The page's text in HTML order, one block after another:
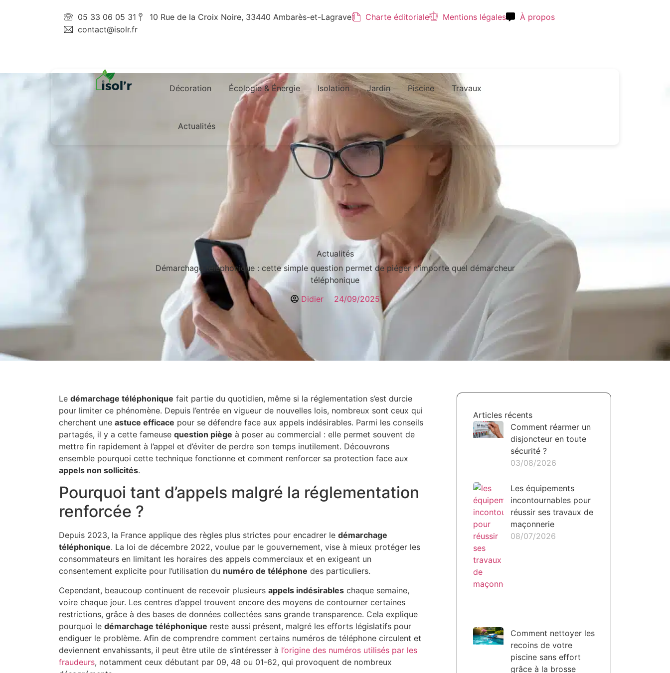
05 33 06 05 31 10 Rue de la Croix Noire, 33440 Ambarès-et-Lagrave Charte éditoriale Mentions légales
À propos
contact@isolr.fr
Décoration Écologie & Énergie Isolation Jardin Piscine Travaux
Actualités
Actualités
Démarchage téléphonique : cette simple question permet de piéger n’importe quel démarcheur
téléphonique
Didier
24/09/2025
Le démarchage téléphonique fait partie du quotidien, même si la réglementation s’est durcie
pour limiter ce phénomène. Depuis l’entrée en vigueur de nouvelles lois, nombreux sont ceux qui
cherchent une astuce efficace pour se défendre face aux appels indésirables. Parmi les conseils
partagés, il y a cette fameuse question piège à poser au commercial : elle permet souvent de
mettre fin rapidement à l’appel et d’éviter de perdre son temps inutilement. Découvrons
ensemble pourquoi cette technique fonctionne et comment renforcer sa protection face aux
appels non sollicités.
Pourquoi tant d’appels malgré la réglementation
renforcée ?
Depuis 2023, la France applique des règles plus strictes pour encadrer le démarchage
téléphonique. La loi de décembre 2022, voulue par le gouvernement, vise à mieux protéger les
consommateurs en limitant les horaires des appels commerciaux et en exigeant un
consentement explicite pour l’utilisation du numéro de téléphone des particuliers.
Cependant, beaucoup continuent de recevoir plusieurs appels indésirables chaque semaine,
voire chaque jour. Les centres d’appel trouvent encore des moyens de contourner certaines
restrictions, grâce à des bases de données collectées sans grande transparence. Cela explique
pourquoi le démarchage téléphonique reste aussi présent, malgré les efforts législatifs pour
endiguer le problème. Afin de comprendre comment certains numéros de téléphone circulent et
deviennent envahissants, il peut être utile de s’intéresser à l’origine des numéros utilisés par les
fraudeurs, notamment ceux débutant par 09, 48 ou 01-62, qui provoquent de nombreux
Articles récents
Comment réarmer un
disjoncteur en toute
sécurité ?
03/08/2026
Les équipements
incontournables pour
réussir ses travaux de
maçonnerie
08/07/2026
Comment nettoyer les
recoins de votre
piscine sans effort
grâce à la brosse